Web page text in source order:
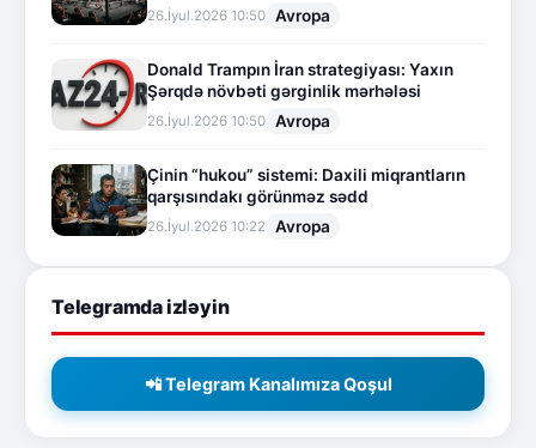
26.İyul.2026 10:50 Avropa
Donald Trampın İran strategiyası: Yaxın
Şərqdə növbəti gərginlik mərhələsi
26.İyul.2026 10:50 Avropa
Çinin “hukou” sistemi: Daxili miqrantların
qarşısındakı görünməz sədd
26.İyul.2026 10:22 Avropa
Telegramda izləyin
📲 Telegram Kanalımıza Qoşul